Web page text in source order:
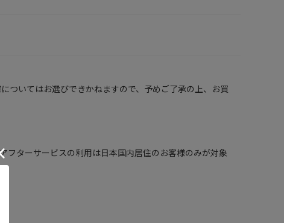
ついてはお選びできかねますので、予めご了承の上、お買
ーサービスの利用は日本国内居住のお客様のみが対象